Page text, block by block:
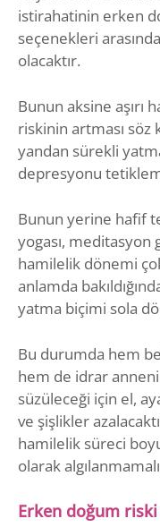
istirahatinin erken
seçenekleri
olacaktır.
Bunun aksine aşırı
riskinin artması
yandan sürekli
depresyonu
Bunun yerine hafif
yogası,
hamilelik dönemi
anlamda
yatma biçimi sola
Bu durumda hem
hem de idrar
süzüleceği için el,
ve şişlikler
hamilelik süreci
olarak
Erken doğum